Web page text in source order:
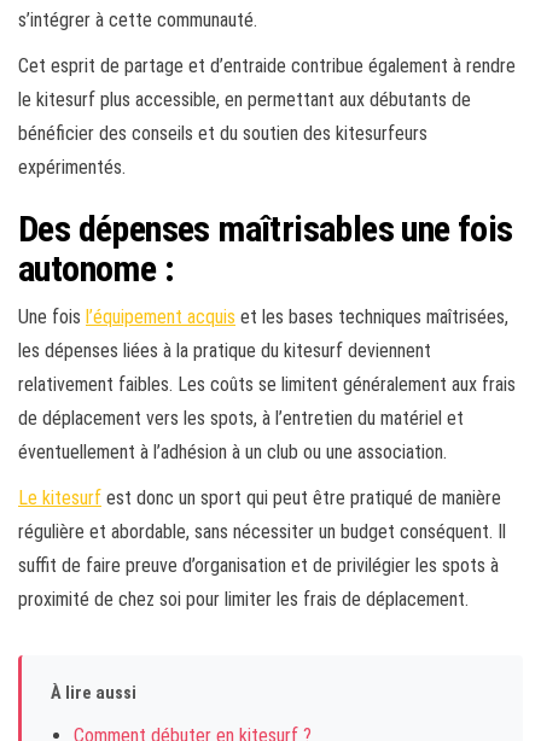
s’intégrer à cette communauté.
Cet esprit de partage et d’entraide contribue également à rendre
le kitesurf plus accessible, en permettant aux débutants de
bénéficier des conseils et du soutien des kitesurfeurs
expérimentés.
Des dépenses maîtrisables une fois
autonome :
Une fois l’équipement acquis et les bases techniques maîtrisées,
les dépenses liées à la pratique du kitesurf deviennent
relativement faibles. Les coûts se limitent généralement aux frais
de déplacement vers les spots, à l’entretien du matériel et
éventuellement à l’adhésion à un club ou une association.
Le kitesurf est donc un sport qui peut être pratiqué de manière
régulière et abordable, sans nécessiter un budget conséquent. Il
suffit de faire preuve d’organisation et de privilégier les spots à
proximité de chez soi pour limiter les frais de déplacement.
À lire aussi
Comment débuter en kitesurf ?